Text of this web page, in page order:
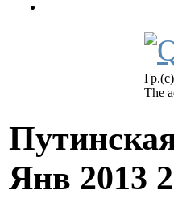
Гр.(с)
The
Янв 2013